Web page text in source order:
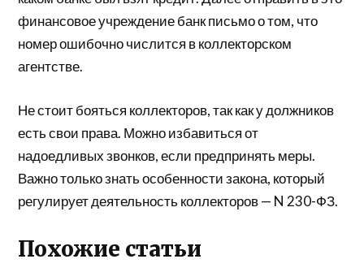
финансовое учреждение банк письмо о том, что
номер ошибочно числится в коллекторском
агентстве.
Не стоит бояться коллекторов, так как у должников
есть свои права. Можно избавиться от
надоедливых звонков, если предпринять меры.
Важно только знать особенности закона, который
регулирует деятельность коллекторов — N 230-ФЗ.
Похожие статьи